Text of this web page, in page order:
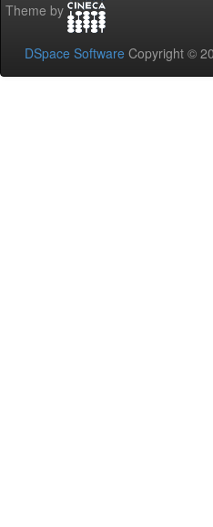
Theme by
DSpace Software Copyright ©